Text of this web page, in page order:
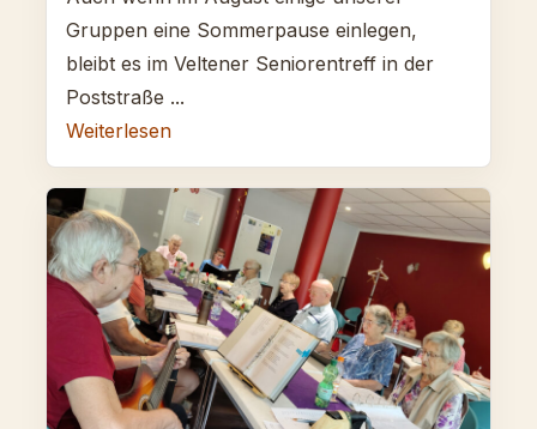
Gruppen eine Sommerpause einlegen,
bleibt es im Veltener Seniorentreff in der
Poststraße ...
Weiterlesen